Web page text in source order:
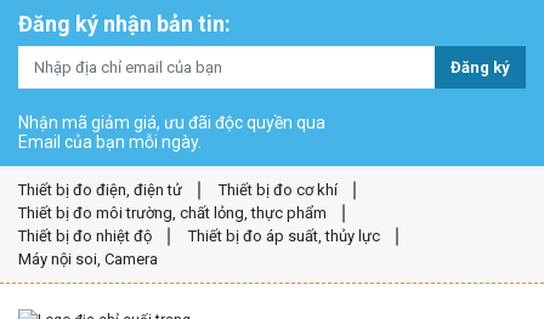
Đăng ký nhận bản tin:
Đăng ký
Nhận mã giảm giá, ưu đãi độc quyền qua
Email của bạn mỗi ngày.
Thiết bị đo điện, điện tử
Thiết bị đo cơ khí
Thiết bị đo môi trường, chất lỏng, thực phẩm
Thiết bị đo nhiệt độ
Thiết bị đo áp suất, thủy lực
Máy nội soi, Camera